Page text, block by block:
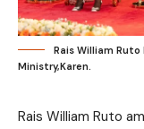
Rais William
Ministry,Karen.
Rais William Ruto